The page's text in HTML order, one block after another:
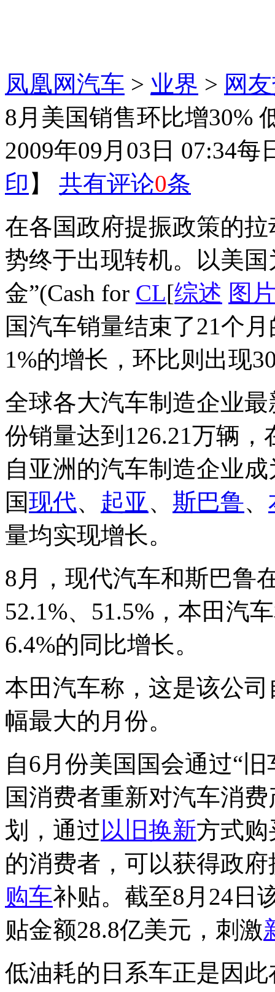
凤凰网汽车 > 业界 > 网
8月美国销售环比增30%
2009年09月03日 07:34每
印 】 共有评论0条
在各国政府提振政策的
势终于出现转机。以美
金”(Cash for CL[综述 图
国汽车销量结束了21个
1%的增长，环比则出现
全球各大汽车制造企业
份销量达到126.21万辆
自亚洲的汽车制造企业
国现代、 起亚、 斯巴鲁、
量均实现增长。
8月，现代汽车和斯巴鲁
52.1%、51.5%，本田汽
6.4%的同比增长。
本田汽车称，这是该公
幅最大的月份。
自6月份美国国会通过“
国消费者重新对汽车消
划，通过以旧换新方式
的消费者，可以获得政
购车补贴。截至8月24日
贴金额28.8亿美元，刺激
低油耗的日系车正是因